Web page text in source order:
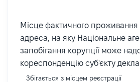
Місце фактичного
адреса, на яку Національне
запобігання корупції може
кореспонденцію суб'єкту
Збігається з місцем реєстрації